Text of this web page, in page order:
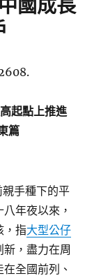
國成長
起點上推進
篇
手種下的平
年夜以來，
，指大型公仔
，盡力在周
全國前列、